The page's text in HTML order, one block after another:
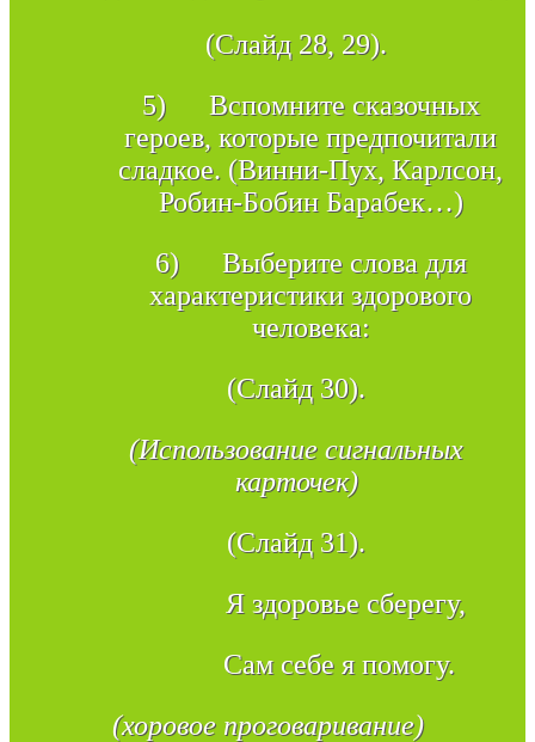
(Слайд 28, 29).
5) Вспомните сказочных
героев, которые предпочитали
сладкое. (Винни-Пух, Карлсон,
Робин-Бобин Барабек…)
6) Выберите слова для
характеристики здорового
человека:
(Слайд 30).
(Использование сигнальных
карточек)
(Слайд 31).
Я здоровье сберегу,
Сам себе я помогу.
(хоровое проговаривание)